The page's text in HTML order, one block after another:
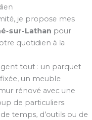
je propose mes
sur-Lathan pour
quotidien à la
tout : un parquet
un meuble
rénové avec une
de particuliers
temps, d’outils ou de